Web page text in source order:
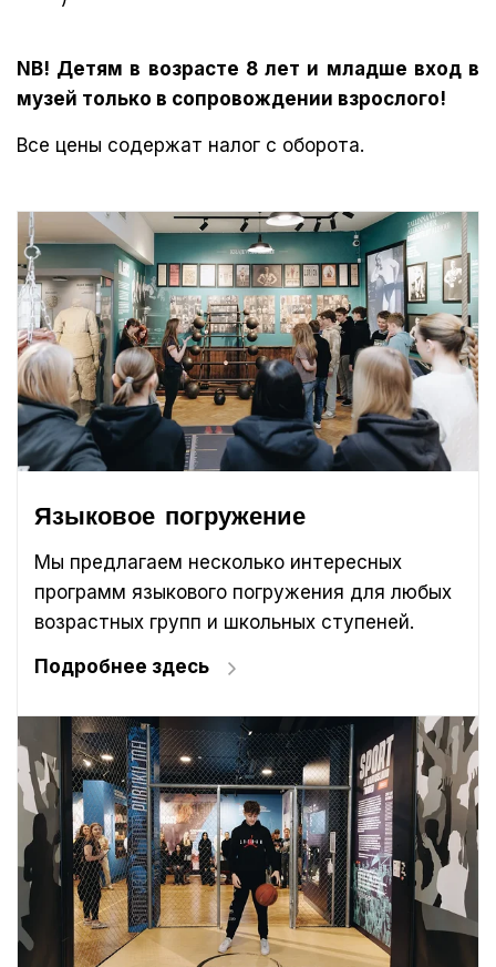
NB! Детям в возрасте 8 лет и младше вход в
музей только в сопровождении взрослого!
Все цены содержат налог с оборота.
Языковое погружение
Мы предлагаем несколько интересных
программ языкового погружения для любых
возрастных групп и школьных ступеней.
Подробнее здесь